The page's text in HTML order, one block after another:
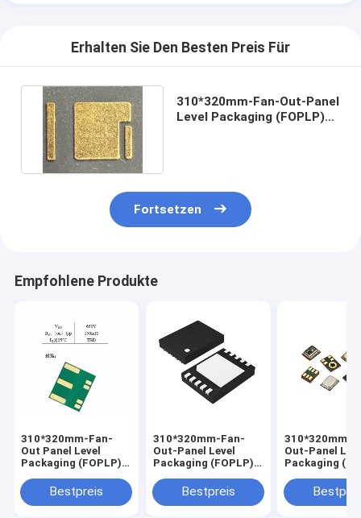
Erhalten Sie Den Besten Preis Für
310*320mm-Fan-Out-Panel
Level Packaging (FOPLP)
Fortsetzen
Empfohlene Produkte
310*320mm-Fan-
Out Panel Level
Packaging (FOPLP)
Bestpreis
310*320mm-Fan-
Out-Panel Level
Packaging (FOPLP)
Bestpreis
310*320mm-
Out-Panel
Packaging
Mikrofonpaket